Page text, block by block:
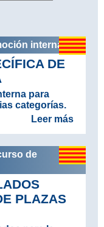
interna
DE
para
categorías.
Leer más
de
PLAZAS